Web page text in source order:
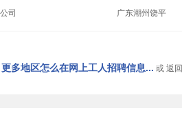
司 广东潮州饶平
更多地区怎么在网上工人招聘信息... 或 返回